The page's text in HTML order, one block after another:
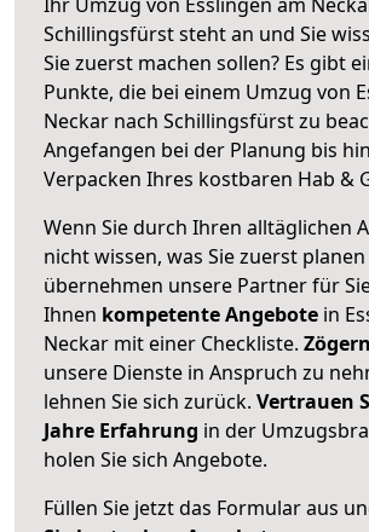
Schillingsfürst steht an und Sie
Sie zuerst machen sollen? Es gibt
Punkte, die bei einem Umzug von
Neckar nach Schillingsfürst zu
Angefangen bei der Planung bis
Verpacken Ihres kostbaren Hab &
Wenn Sie durch Ihren alltäglichen
nicht wissen, was Sie zuerst
übernehmen unsere Partner für
Ihnen kompetente Angebote in
Neckar mit einer Checkliste.
unsere Dienste in Anspruch zu
lehnen Sie sich zurück. Vertrauen
Jahre Erfahrung in der
holen Sie sich Angebote.
Füllen Sie jetzt das Formular aus